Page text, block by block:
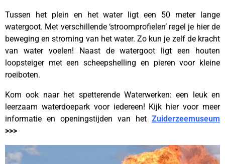
Tussen het plein en het water ligt een 50 meter lange
watergoot. Met verschillende ‘stroomprofielen’ regel je hier de
beweging en stroming van het water. Zo kun je zelf de kracht
van water voelen! Naast de watergoot ligt een houten
loopsteiger met een scheepshelling en pieren voor kleine
roeiboten.
Kom ook naar het spetterende Waterwerken: een leuk en
leerzaam waterdoepark voor iedereen! Kijk hier voor meer
informatie en openingstijden van het Zuiderzeemuseum
>>>